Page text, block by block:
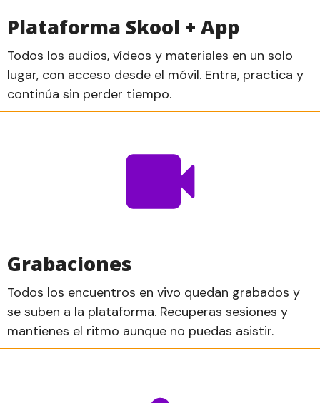
Plataforma Skool + App
Todos los audios, vídeos y materiales en un solo
lugar, con acceso desde el móvil. Entra, practica y
continúa sin perder tiempo.
Grabaciones
Todos los encuentros en vivo quedan grabados y
se suben a la plataforma. Recuperas sesiones y
mantienes el ritmo aunque no puedas asistir.